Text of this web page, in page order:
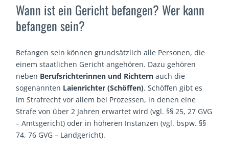
Wann ist ein Gericht befangen? Wer kann
befangen sein?
Befangen sein können grundsätzlich alle Personen, die
einem staatlichen Gericht angehören. Dazu gehören
neben Berufsrichterinnen und Richtern auch die
sogenannten Laienrichter (Schöffen). Schöffen gibt es
im Strafrecht vor allem bei Prozessen, in denen eine
Strafe von über 2 Jahren erwartet wird (vgl. §§ 25, 27 GVG
– Amtsgericht) oder in höheren Instanzen (vgl. bspw. §§
74, 76 GVG – Landgericht).